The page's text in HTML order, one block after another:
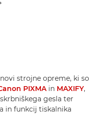
strojne opreme, ki so
PIXMA in MAXIFY,
gesla ter
in funkcij tiskalnika